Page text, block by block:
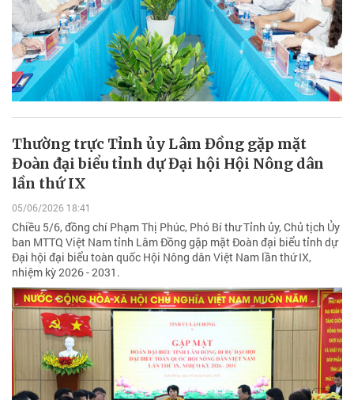
Thường trực Tỉnh ủy Lâm Đồng gặp mặt
Đoàn đại biểu tỉnh dự Đại hội Hội Nông dân
lần thứ IX
05/06/2026 18:41
Chiều 5/6, đồng chí Phạm Thị Phúc, Phó Bí thư Tỉnh ủy, Chủ tịch Ủy
ban MTTQ Việt Nam tỉnh Lâm Đồng gặp mặt Đoàn đại biểu tỉnh dự
Đại hội đại biểu toàn quốc Hội Nông dân Việt Nam lần thứ IX,
nhiệm kỳ 2026 - 2031.